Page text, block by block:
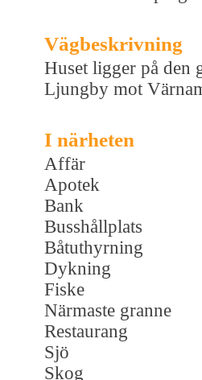
Vägbeskrivning
Huset ligger på den
Ljungby mot
I närheten
Affär
Apotek
Bank
Busshållplats
Båtuthyrning
Dykning
Fiske
Närmaste granne
Restaurang
Sjö
Skog